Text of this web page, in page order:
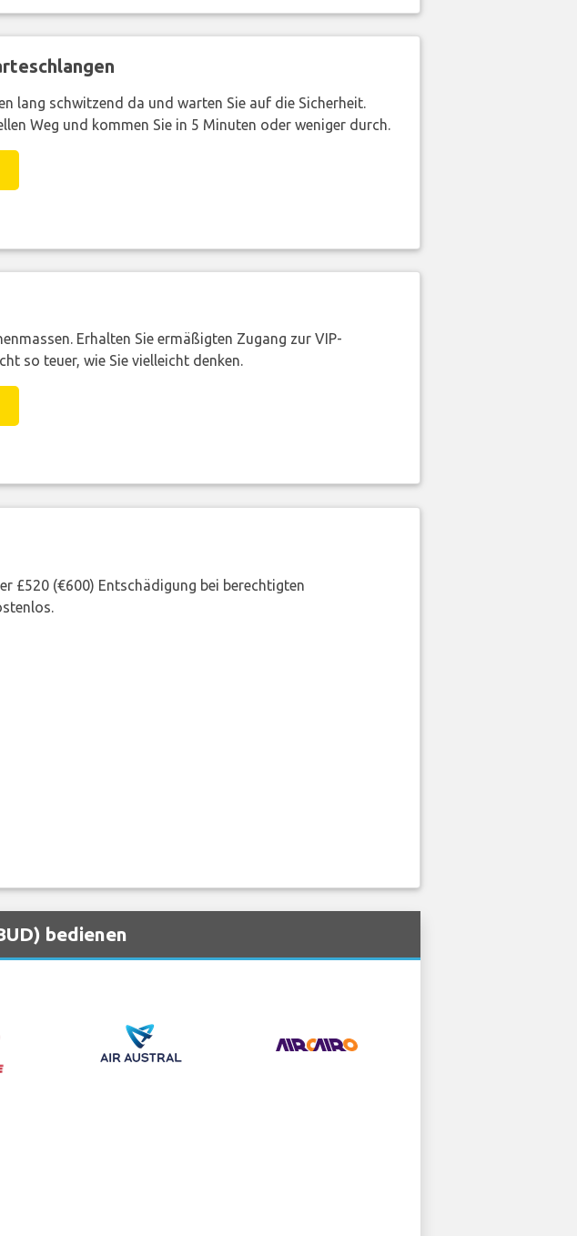
lang schwitzend da und warten Sie auf die Sicherheit.
Weg und kommen Sie in 5 Minuten oder weniger durch.
Erhalten Sie ermäßigten Zugang zur VIP-
so teuer, wie Sie vielleicht denken.
£520 (€600) Entschädigung bei berechtigten
bedienen